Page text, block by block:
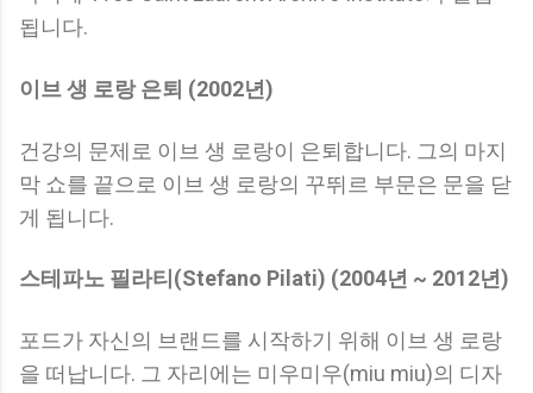
됩니다.
이브 생 로랑 은퇴 (2002년)
건강의 문제로 이브 생 로랑이 은퇴합니다. 그의 마지
막 쇼를 끝으로 이브 생 로랑의 꾸뛰르 부문은 문을 닫
게 됩니다.
스테파노 필라티(Stefano Pilati) (2004년 ~ 2012년)
포드가 자신의 브랜드를 시작하기 위해 이브 생 로랑
을 떠납니다. 그 자리에는 미우미우(miu miu)의 디자